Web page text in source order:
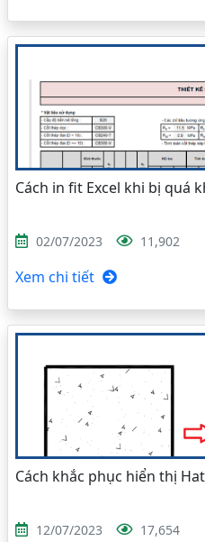
Cách in fit Excel khi bị quá
02/07/2023 11,902
Xem chi tiết
Cách khắc phục hiển thị
12/07/2023 17,654